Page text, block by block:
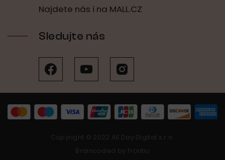
Najdete nás i na MALL.CZ
Sledujte nás
Copyright © 2022 All Day Digital s.r.o.
Braincoded by Frontio